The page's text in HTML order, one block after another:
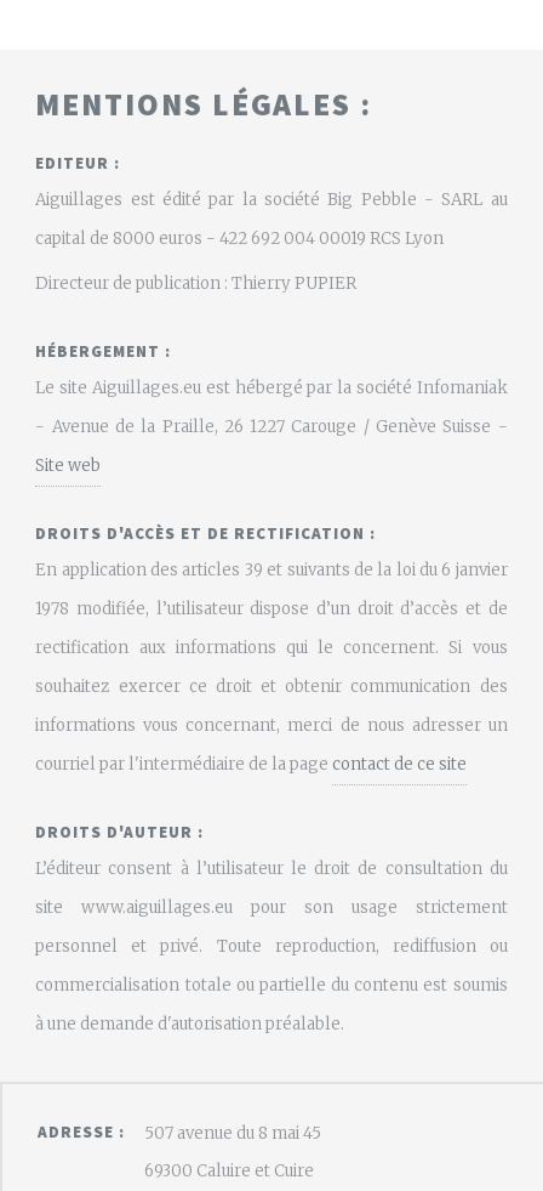
MENTIONS LÉGALES :
EDITEUR :
Aiguillages est édité par la société Big Pebble - SARL au
capital de 8000 euros - 422 692 004 00019 RCS Lyon
Directeur de publication : Thierry PUPIER
HÉBERGEMENT :
Le site Aiguillages.eu est hébergé par la société Infomaniak
- Avenue de la Praille, 26 1227 Carouge / Genève Suisse -
Site web
DROITS D'ACCÈS ET DE RECTIFICATION :
En application des articles 39 et suivants de la loi du 6 janvier
1978 modifiée, l’utilisateur dispose d’un droit d’accès et de
rectification aux informations qui le concernent. Si vous
souhaitez exercer ce droit et obtenir communication des
informations vous concernant, merci de nous adresser un
courriel par l'intermédiaire de la page contact de ce site
DROITS D'AUTEUR :
L’éditeur consent à l’utilisateur le droit de consultation du
site www.aiguillages.eu pour son usage strictement
personnel et privé. Toute reproduction, rediffusion ou
commercialisation totale ou partielle du contenu est soumis
à une demande d'autorisation préalable.
ADRESSE :
507 avenue du 8 mai 45
69300 Caluire et Cuire